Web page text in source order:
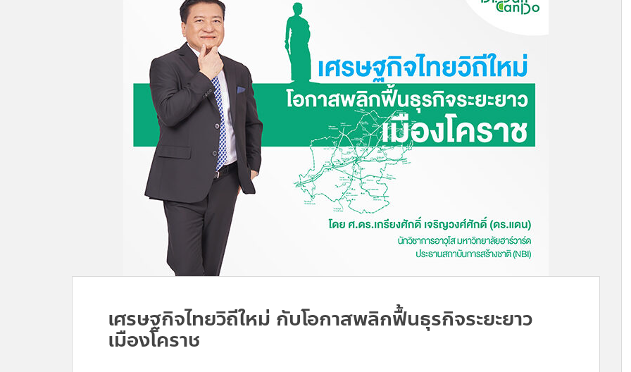
เศรษฐกิจไทยวิถีใหม่ กับโอกาสพลิกฟื้นธุรกิจระยะยาว
เมืองโคราช